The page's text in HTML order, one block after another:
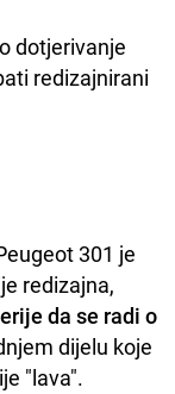
dotjerivanje
redizajnirani
301 je
redizajna,
da se radi o
dijelu koje
"lava".